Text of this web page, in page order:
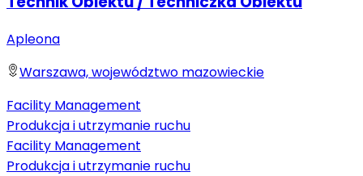
Apleona
Warszawa, województwo mazowieckie
Facility Management
Produkcja i utrzymanie ruchu
Facility Management
Produkcja i utrzymanie ruchu